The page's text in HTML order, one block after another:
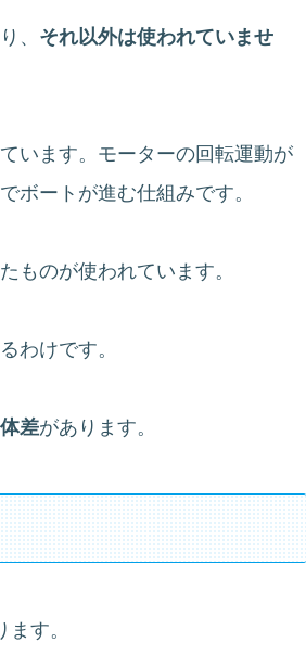
、 それ以外は使われていませ
います。モーターの回転運動が
ボートが進む仕組みです。
ものが使われています。
わけです。
差があります。
す。